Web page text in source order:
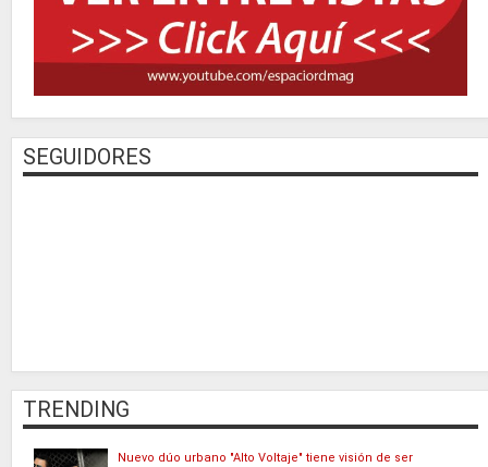
SEGUIDORES
TRENDING
Nuevo dúo urbano "Alto Voltaje" tiene visión de ser